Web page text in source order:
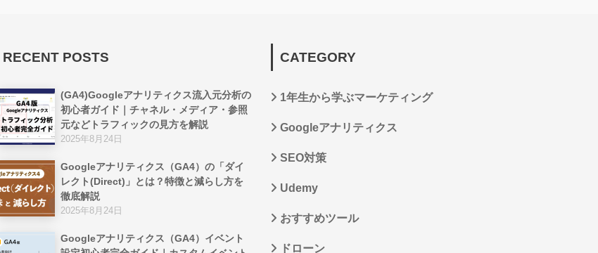
RECENT POSTS
(GA4)Googleアナリティクス流入元分析の
初心者ガイド｜チャネル・メディア・参照
元などトラフィックの見方を解説
2025年8月24日
Googleアナリティクス（GA4）の「ダイ
レクト(Direct)」とは？特徴と減らし方を
徹底解説
2025年8月24日
Googleアナリティクス（GA4）イベント
CATEGORY
1年生から学ぶマーケティング
Googleアナリティクス
SEO対策
Udemy
おすすめツール
ドローン